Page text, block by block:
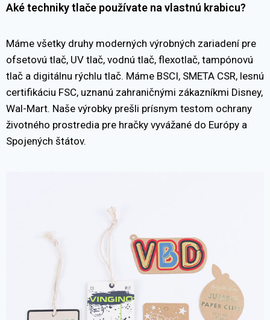
Aké techniky tlače používate na vlastnú krabicu?
Máme všetky druhy moderných výrobných zariadení pre
ofsetovú tlač, UV tlač, vodnú tlač, flexotlač, tampónovú
tlač a digitálnu rýchlu tlač. Máme BSCI, SMETA CSR, lesnú
certifikáciu FSC, uznanú zahraničnými zákazníkmi Disney,
Wal-Mart. Naše výrobky prešli prísnym testom ochrany
životného prostredia pre hračky vyvážané do Európy a
Spojených štátov.